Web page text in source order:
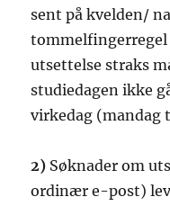
sent på kvelden/
tommelfingerregel
utsettelse straks
studiedagen ikke
virkedag (mandag
2) Søknader om
ordinær e-post)